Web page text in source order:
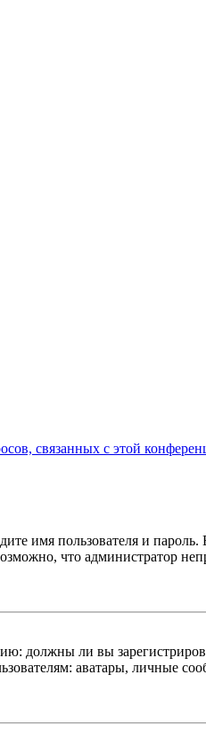
связанных с этой
имя пользователя и
что администратор
должны ли вы
аватары, личные